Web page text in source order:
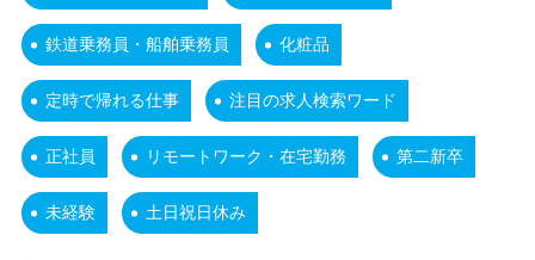
鉄道乗務員・船舶乗務員 化粧品
定時で帰れる仕事 注目の求人検索ワード
正社員 リモートワーク・在宅勤務 第二新卒
未経験 土日祝日休み